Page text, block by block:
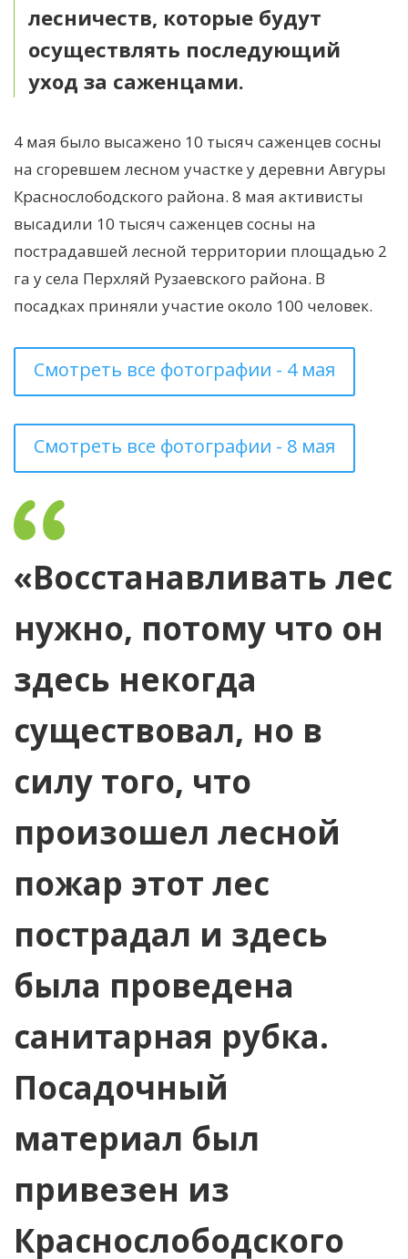
лесничеств, которые будут
осуществлять последующий
уход за саженцами.
4 мая было высажено 10 тысяч саженцев сосны
на сгоревшем лесном участке у деревни Авгуры
Краснослободского района. 8 мая активисты
высадили 10 тысяч саженцев сосны на
пострадавшей лесной территории площадью 2
га у села Перхляй Рузаевского района. В
посадках приняли участие около 100 человек.
Смотреть все фотографии - 4 мая
Смотреть все фотографии - 8 мая
«Восстанавливать лес
нужно, потому что он
здесь некогда
существовал, но в
силу того, что
произошел лесной
пожар этот лес
пострадал и здесь
была проведена
санитарная рубка.
Посадочный
материал был
привезен из
Краснослободского